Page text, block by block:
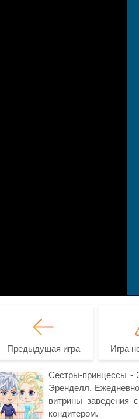
Предыдущая игра Игра
Сестры-принцессы -
Эренделл.
витрины заведения
кондитером.